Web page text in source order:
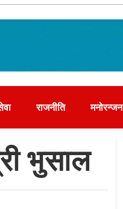
राजनीति मनोरन्जन
भुसाल